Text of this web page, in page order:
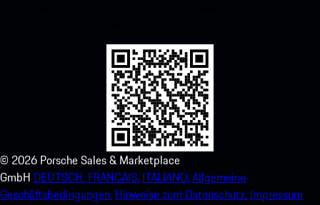
© 2026 Porsche Sales & Marketplace
GmbH DEUTSCH. FRANCAIS. ITALIANO.Allgemeine
Geschäftsbedingungen. Hinweise zum Datenschutz. Impressum